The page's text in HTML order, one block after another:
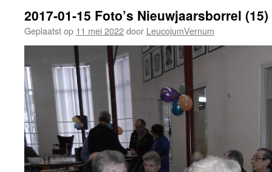
2017-01-15 Foto’s Nieuwjaarsborrel (15)
Geplaatst op 11 mei 2022door LeucojumVernum